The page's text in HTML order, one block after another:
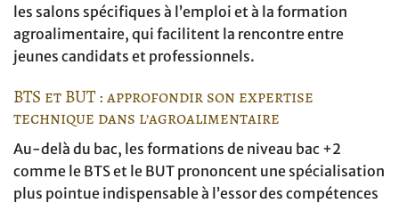
les salons spécifiques à l’emploi et à la formation
agroalimentaire, qui facilitent la rencontre entre
jeunes candidats et professionnels.
BTS et BUT : approfondir son expertise
technique dans l’agroalimentaire
Au-delà du bac, les formations de niveau bac +2
comme le BTS et le BUT prononcent une spécialisation
plus pointue indispensable à l’essor des compétences